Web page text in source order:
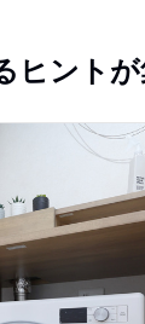
ヒントが